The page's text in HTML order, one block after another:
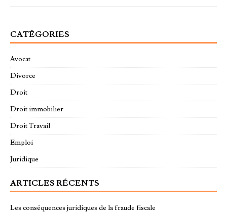
CATÉGORIES
Avocat
Divorce
Droit
Droit immobilier
Droit Travail
Emploi
Juridique
ARTICLES RÉCENTS
Les conséquences juridiques de la fraude fiscale